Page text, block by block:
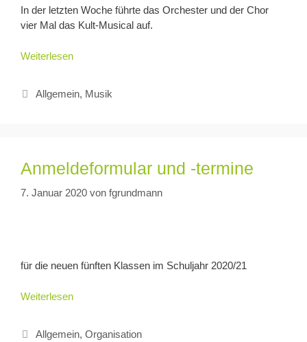
In der letzten Woche führte das Orchester und der Chor
vier Mal das Kult-Musical auf.
Weiterlesen
Allgemein, Musik
Anmeldeformular und -termine
7. Januar 2020 von fgrundmann
für die neuen fünften Klassen im Schuljahr 2020/21
Weiterlesen
Allgemein, Organisation